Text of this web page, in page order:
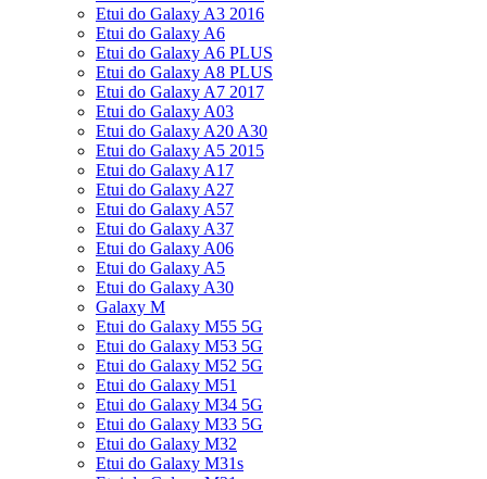
Etui do Galaxy A3 2016
Etui do Galaxy A6
Etui do Galaxy A6 PLUS
Etui do Galaxy A8 PLUS
Etui do Galaxy A7 2017
Etui do Galaxy A03
Etui do Galaxy A20 A30
Etui do Galaxy A5 2015
Etui do Galaxy A17
Etui do Galaxy A27
Etui do Galaxy A57
Etui do Galaxy A37
Etui do Galaxy A06
Etui do Galaxy A5
Etui do Galaxy A30
Galaxy M
Etui do Galaxy M55 5G
Etui do Galaxy M53 5G
Etui do Galaxy M52 5G
Etui do Galaxy M51
Etui do Galaxy M34 5G
Etui do Galaxy M33 5G
Etui do Galaxy M32
Etui do Galaxy M31s